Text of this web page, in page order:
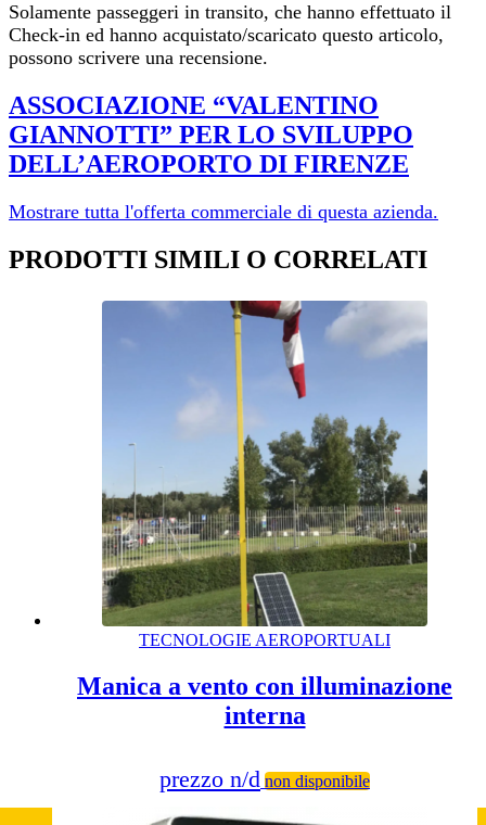
Solamente passeggeri in transito, che hanno effettuato il
Check-in ed hanno acquistato/scaricato questo articolo,
possono scrivere una recensione.
ASSOCIAZIONE “VALENTINO
GIANNOTTI” PER LO SVILUPPO
DELL’AEROPORTO DI FI­RENZE
Mostrare tutta l'offerta commerciale di questa azienda.
PRODOTTI SIMILI O CORRELATI
TECNOLOGIE AEROPORTUALI
Manica a vento con illuminazione
interna
prezzo n/d non disponibile